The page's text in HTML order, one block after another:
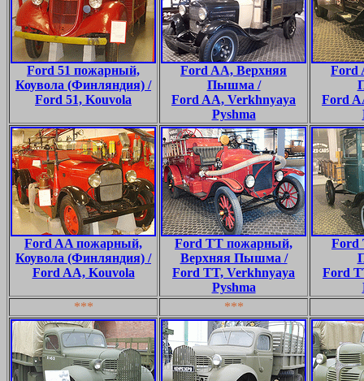
Ford 51 пожарный,
Коувола (Финляндия) /
Ford 51, Kouvola
Ford AA, Верхняя
Пышма /
Ford AA, Verkhnyaya
Pyshma
Ford
Ford
Ford AA пожарный,
Коувола (Финляндия) /
Ford AA, Kouvola
Ford TT пожарный,
Верхняя Пышма /
Ford TT, Verkhnyaya
Pyshma
Ford
Ford
***
***